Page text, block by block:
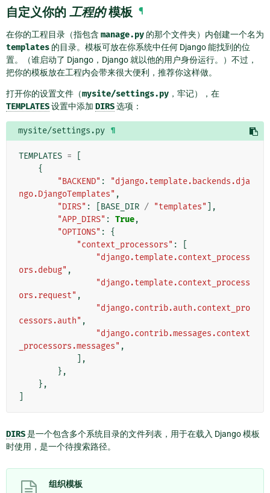
自定义你的 工程的模板 ¶
在你的工程目录（指包含 manage.py 的那个文件夹）内创建一个名为
templates 的目录。模板可放在你系统中任何 Django 能找到的位
置。（谁启动了 Django，Django 就以他的用户身份运行。）不过，
把你的模板放在工程内会带来很大便利，推荐你这样做。
打开你的设置文件（mysite/settings.py ，牢记），在
TEMPLATES设置中添加 DIRS选项：
mysite/settings.py ¶
TEMPLATES =
{
"BACKEND" :
"django.template.backends.dja
ngo.DjangoTemplates" ,
"DIRS" : BASE_DIR / "templates"
],
"APP_DIRS" : True,
"OPTIONS" :
{
"context_processors" :
"django.template.context_process
ors.debug" ,
"django.template.context_process
ors.request" ,
"django.contrib.auth.context_pro
cessors.auth" ,
"django.contrib.messages.context
_processors.messages" ,
],
},
},
DIRS是一个包含多个系统目录的文件列表，用于在载入 Django 模板
时使用，是一个待搜索路径。
组织模板